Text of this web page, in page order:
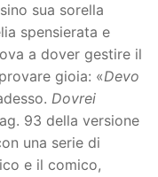
sua sorella
spensierata e
a dover gestire il
gioia: «Devo
Dovrei
93 della versione
una serie di
e il comico,